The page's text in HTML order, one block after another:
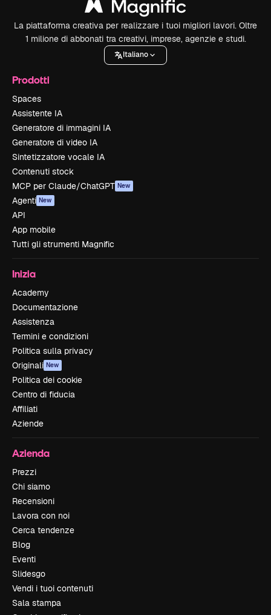
La piattaforma creativa per realizzare i tuoi migliori lavori. Oltre
1 milione di abbonati tra creativi, imprese, agenzie e studi.
Italiano
Prodotti
Spaces
Assistente IA
Generatore di immagini IA
Generatore di video IA
Sintetizzatore vocale IA
Contenuti stock
MCP per Claude/ChatGPT New
Agenti New
API
App mobile
Tutti gli strumenti Magnific
Inizia
Academy
Documentazione
Assistenza
Termini e condizioni
Politica sulla privacy
Originali New
Politica dei cookie
Centro di fiducia
Affiliati
Aziende
Azienda
Prezzi
Chi siamo
Recensioni
Lavora con noi
Cerca tendenze
Blog
Eventi
Slidesgo
Vendi i tuoi contenuti
Sala stampa